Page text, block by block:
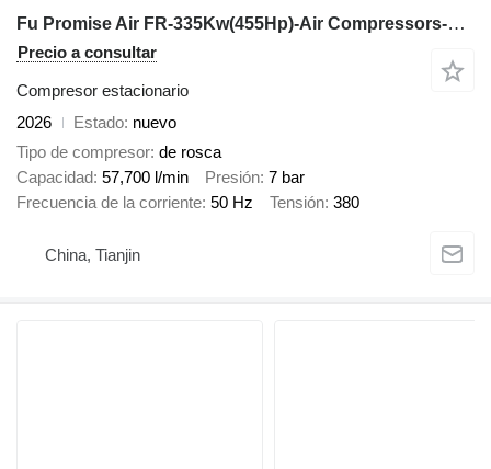
Fu Promise Air FR-335Kw(455Hp)-Air Compressors-Fixed Speed&Vsd
Precio a consultar
Compresor estacionario
2026
Estado nuevo
Tipo de compresor de rosca
Capacidad 57,700 l/min Presión 7 bar
Frecuencia de la corriente 50 Hz Tensión 380
China, Tianjin